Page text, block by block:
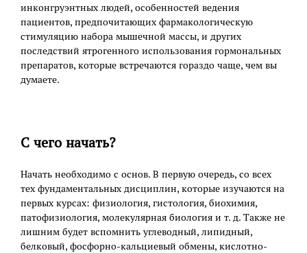
инконгруэнтных людей, особенностей ведения
пациентов, предпочитающих фармакологическую
стимуляцию набора мышечной массы, и других
последствий ятрогенного использования гормональных
препаратов, которые встречаются гораздо чаще, чем вы
думаете.
С чего начать?
Начать необходимо с основ. В первую очередь, со всех
тех фундаментальных дисциплин, которые изучаются на
первых курсах: физиология, гистология, биохимия,
патофизиология, молекулярная биология и т. д. Также не
лишним будет вспомнить углеводный, липидный,
белковый, фосфорно-кальциевый обмены, кислотно-